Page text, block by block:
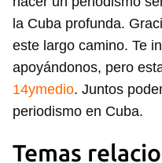
la Cuba profunda.
este largo camino. Te
apoyándonos, pero
14ymedio. Juntos
periodismo en Cuba.
Temas